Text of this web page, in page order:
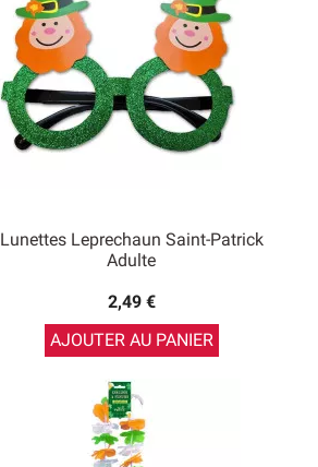
Lunettes Leprechaun Saint-Patrick
Adulte
2,49 €
AJOUTER AU PANIER